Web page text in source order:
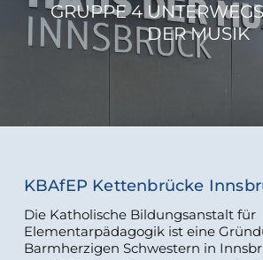
GRUPPE 4
DER MUSIK
KBAfEP Kettenbrücke
Die Katholische Bildungsanstalt für
Elementarpädagogik ist eine
Barmherzigen Schwestern in